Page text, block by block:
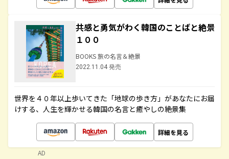
共感と勇気がわく韓国のことばと絶景
１００
BOOKS 旅の名言＆絶景
2022.11.04 発売
世界を４０年以上歩いてきた「地球の歩き方」があなたにお届
けする、人生を輝かせる韓国の名言と癒やしの絶景集
詳細を見る
AD